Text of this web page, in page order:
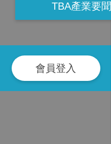
TBA產業要聞
會員登入